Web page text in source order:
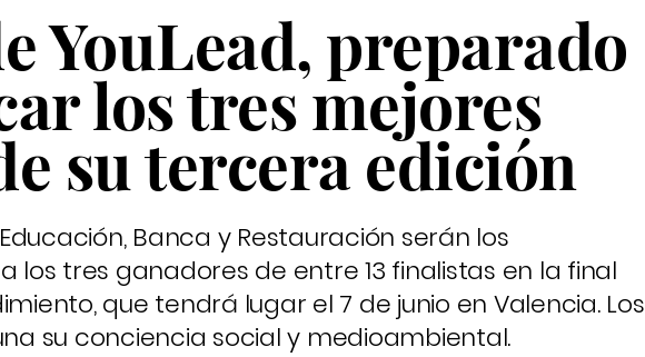
YouLead, preparado
los tres mejores
su tercera edición
Banca y Restauración serán los
tres ganadores de entre 13 finalistas en la final
que tendrá lugar el 7 de junio en Valencia. Los
su conciencia social y medioambiental.